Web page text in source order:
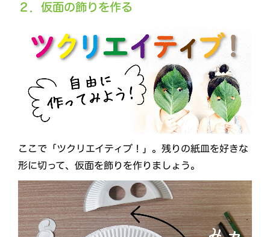
２．仮面の飾りを作る
ここで「ツクリエイティブ！」。残りの紙皿を好きな
形に切って、仮面を飾りを作りましょう。